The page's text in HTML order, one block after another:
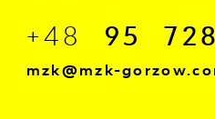
+48 95
mzk@mzk-